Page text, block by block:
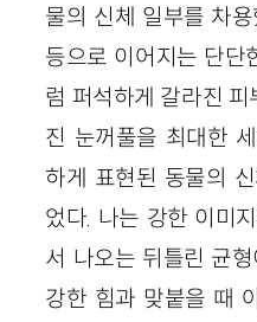
물의 신체 일부를 차
등으로 이어지는 단단
럼 퍼석하게 갈라진 피
진 눈꺼풀을 최대한
하게 표현된 동물의
었다. 나는 강한 이미
서 나오는 뒤틀린 균
강한 힘과 맞붙을 때